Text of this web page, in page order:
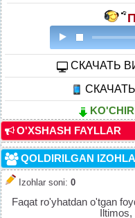
CКАЧАТЬ
O'XSHASH FAYLLAR
QOLDIRILGAN
Izohlar soni: 0
Faqat ro'yhatdan o'tgan